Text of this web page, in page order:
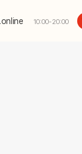
Таганская